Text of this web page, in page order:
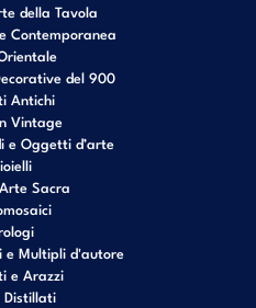
della Tavola
Contemporanea
del 900
Antichi
Vintage
e Oggetti d’arte
Sacra
e Multipli d'autore
e Arazzi
Distillati